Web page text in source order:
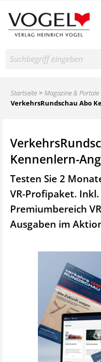
Suche
Startseite
Magazine & Portale
VerkehrsRundschau Abo
Kennenlern-
Testen Sie 2
VR-Profipaket.
Premiumbereich
Ausgaben im